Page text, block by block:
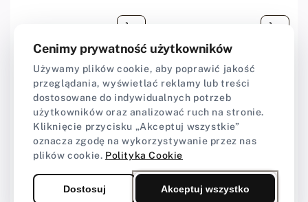
Cenimy prywatność użytkowników
Używamy plików cookie, aby poprawić jakość
przeglądania, wyświetlać reklamy lub treści
dostosowane do indywidualnych potrzeb
użytkowników oraz analizować ruch na stronie.
Kliknięcie przycisku „Akceptuj wszystkie”
oznacza zgodę na wykorzystywanie przez nas
plików cookie. Polityka Cookie
Dostosuj Akceptuj wszystko